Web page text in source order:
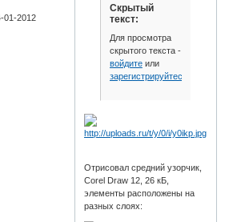
01-2012
Скрытый
текст:
Для просмотра
скрытого текста -
войдитеили
зарегистрируйтесь
Отрисовал средний узорчик,
Corel Draw 12, 26 кБ,
элементы расположены на
разных слоях: